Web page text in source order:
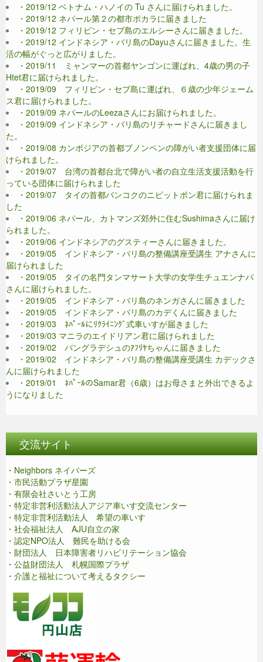
・2019/12 ベトナム・ハノイの Tu さんに届けられました。
・2019/12 ネパール第２の都市ポカラに届きました
・2019/12 フィリピン・セブ島のエルシーさんに届きました。
・2019/12 インドネシア・バリ島のDayuさんに届きました。生
活の幅がぐっと広がりました。
・2019/11 ミャンマーの首都ヤンゴンに運ばれ、4歳の男の子
Htet君に届けられました。
・2019/09 フィリピン・セブ島に運ばれ、６歳の少年ジェーム
ス君に届けられました。
・2019/09 ネパールのLeezaさんにお届けられました。
・2019/09 インドネシア・バリ島のリチャードさんに届きまし
た。
・2019/08 カンボジアの首都プノンペンの障がい者支援団体に届
けられました。
・2019/07 台湾の首都台北で障がい者の自立生活支援活動を行
っている団体に届けられました
・2019/07 タイの首都バンコクのニピットポン君に届けられま
した
・2019/06 ネパール、カトマンズ郊外に住むSushimaさんに届け
られました。
・2019/06 インドネシアのグスティーさんに届きました。
・2019/05 インドネシア・バリ島の整備講座受講生 アナさんに
届けられました
・2019/05 タイの名門タンマサート大学の女学生チュエンナパ
さんに届けられました。
・2019/05 インドネシア・バリ島のネンガさんに届きました
・2019/05 インドネシア・バリ島のカデくんに届きました
・2019/03 ﾈﾊﾟｰﾙにﾘｸﾗｲﾆﾝｸﾞ式車いすが届きました
・2019/03 マニラのエイドリアン君に届けられました
・2019/02 バングラデシュのｱﾌﾘﾔちゃんに届きました
・2019/02 インドネシア・バリ島の整備講座受講生 カデックさ
んに届けられました
・2019/01 ﾈﾊﾟｰﾙのSamar君（6歳）はお母さまと外出できるよ
うになりました
交流サイト
・Neighbors ネイバーズ
・市民活動プラザ星園
・有限会社さいとう工房
・特定非営利活動法人アジア車いす交流センター
・特定非営利活動法人 希望の車いす
・社会福祉法人 AJU自立の家
・認定NPO法人 難民を助ける会
・財団法人 日本障害者リハビリテーション協会
・公益財団法人 札幌国際プラザ
・介護と福祉について考えるタクシー